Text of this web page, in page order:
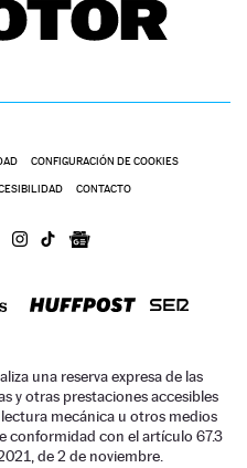
CONFIGURACIÓN DE COOKIES
CONTACTO
una reserva expresa de las
y otras prestaciones accesibles
mecánica u otros medios
conformidad con el artículo 67.3
de 2 de noviembre.